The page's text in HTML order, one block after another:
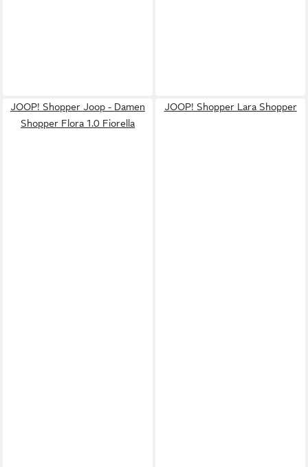
JOOP! Shopper Joop - Damen
Shopper Flora 1.0 Fiorella
JOOP! Shopper Lara Shopper